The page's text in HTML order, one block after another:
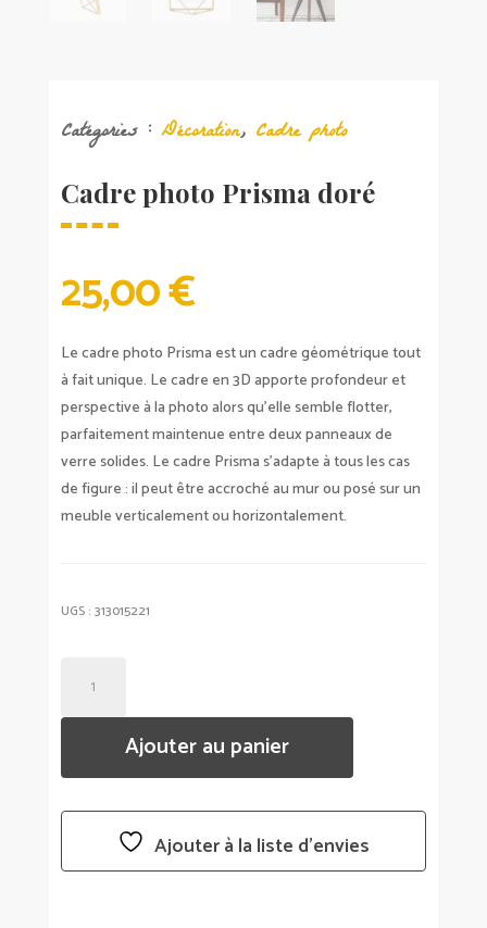
Catégories : Décoration, Cadre photo
Cadre photo Prisma doré
25,00€
Le cadre photo Prisma est un cadre géométrique tout
à fait unique. Le cadre en 3D apporte profondeur et
perspective à la photo alors qu’elle semble flotter,
parfaitement maintenue entre deux panneaux de
verre solides. Le cadre Prisma s’adapte à tous les cas
de figure : il peut être accroché au mur ou posé sur un
meuble verticalement ou horizontalement.
UGS : 313015221
CADRE
PRISMA
DORÉ
Ajouter au panier
Ajouter à la liste d’envies